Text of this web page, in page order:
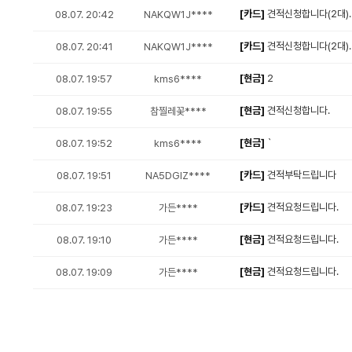
08.07. 20:42 NAKQW1J**** [카드] 견적신청합니다(2대).
08.07. 20:41 NAKQW1J**** [카드] 견적신청합니다(2대).
08.07. 19:57 kms6**** [현금] 2
08.07. 19:55 참찔레꽃**** [현금] 견적신청합니다.
08.07. 19:52 kms6**** [현금] `
08.07. 19:51 NA5DGIZ**** [카드] 견적부탁드립니다
08.07. 19:23 가든**** [카드] 견적요청드립니다.
08.07. 19:10 가든**** [현금] 견적요청드립니다.
08.07. 19:09 가든**** [현금] 견적요청드립니다.